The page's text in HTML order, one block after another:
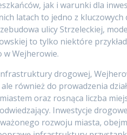
jak i warunki dla
latach to jedno z kluczowych
ulicy Strzeleckiej,
to tylko niektóre
Wejherowie.
drogowej,
również do prowadzenia
oraz rosnąca liczba
Inwestycje
rozwoju miasta,